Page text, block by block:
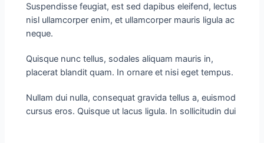
Suspendisse feugiat, est sed dapibus eleifend, lectus
nisl ullamcorper enim, et ullamcorper mauris ligula ac
neque.
Quisque nunc tellus, sodales aliquam mauris in,
placerat blandit quam. In ornare et nisi eget tempus.
Nullam dui nulla, consequat gravida tellus a, euismod
cursus eros. Quisque ut lacus ligula. In sollicitudin dui